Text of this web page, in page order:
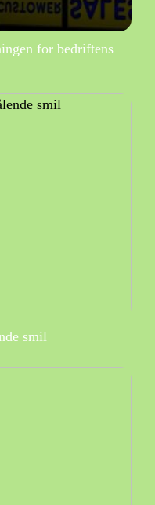
for bedriftens
smil